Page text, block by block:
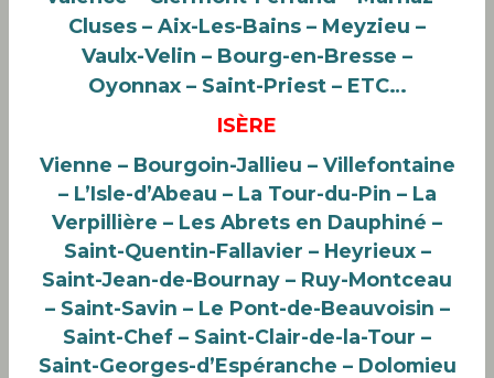
Cluses – Aix-Les-Bains – Meyzieu –
Vaulx-Velin – Bourg-en-Bresse –
Oyonnax – Saint-Priest – ETC…
ISÈRE
Vienne – Bourgoin-Jallieu – Villefontaine
– L’Isle-d’Abeau – La Tour-du-Pin – La
Verpillière – Les Abrets en Dauphiné –
Saint-Quentin-Fallavier – Heyrieux –
Saint-Jean-de-Bournay – Ruy-Montceau
– Saint-Savin – Le Pont-de-Beauvoisin –
Saint-Chef – Saint-Clair-de-la-Tour –
Saint-Georges-d’Espéranche – Dolomieu